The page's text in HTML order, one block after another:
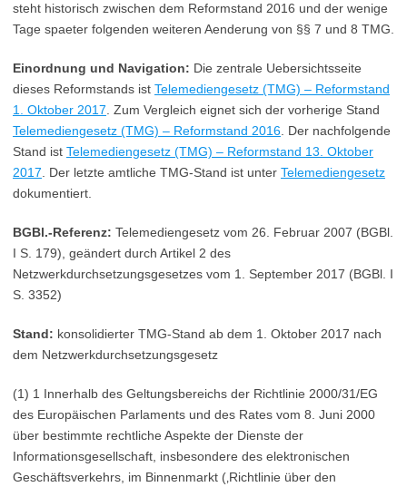
steht historisch zwischen dem Reformstand 2016 und der wenige
Tage spaeter folgenden weiteren Aenderung von §§ 7 und 8 TMG.
Einordnung und Navigation: Die zentrale Uebersichtsseite
dieses Reformstands ist Telemediengesetz (TMG) – Reformstand
1. Oktober 2017 . Zum Vergleich eignet sich der vorherige Stand
Telemediengesetz (TMG) – Reformstand 2016 . Der nachfolgende
Stand ist Telemediengesetz (TMG) – Reformstand 13. Oktober
2017 . Der letzte amtliche TMG-Stand ist unter Telemediengesetz
dokumentiert.
BGBl.-Referenz: Telemediengesetz vom 26. Februar 2007 (BGBl.
I S. 179), geändert durch Artikel 2 des
Netzwerkdurchsetzungsgesetzes vom 1. September 2017 (BGBl. I
S. 3352)
Stand: konsolidierter TMG-Stand ab dem 1. Oktober 2017 nach
dem Netzwerkdurchsetzungsgesetz
(1) 1 Innerhalb des Geltungsbereichs der Richtlinie 2000/31/EG
des Europäischen Parlaments und des Rates vom 8. Juni 2000
über bestimmte rechtliche Aspekte der Dienste der
Informationsgesellschaft, insbesondere des elektronischen
Geschäftsverkehrs, im Binnenmarkt (‚Richtlinie über den